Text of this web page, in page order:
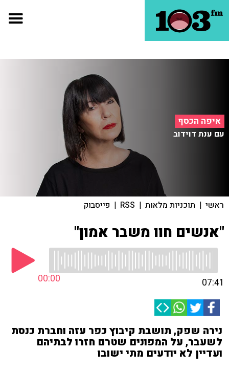
איפה הכסף
עם ענת דוידוב
ראשי | תוכניות מלאות |
RSS
| פייסבוק
"אנשים חוו משבר אמון"
00:00 07:41
נירה שפק, תושבת קיבוץ כפר עזה וחברת כנסת
לשעבר, על המפונים שטרם חזרו לבתיהם
ועדיין לא יודעים מתי ישובו